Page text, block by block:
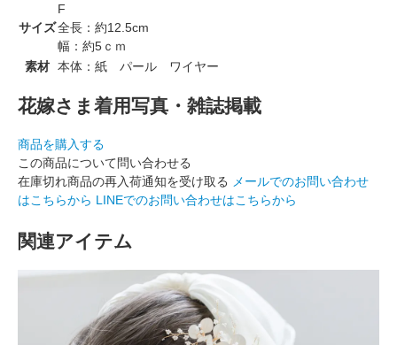
サイズ
F
全長：約12.5cm
幅：約5ｃｍ
素材 本体：紙 パール ワイヤー
花嫁さま着用写真・雑誌掲載
商品を購入する
この商品について問い合わせる
在庫切れ商品の再入荷通知を受け取る
メールでのお問い合わせ
はこちらから LINEでのお問い合わせはこちらから
関連アイテム